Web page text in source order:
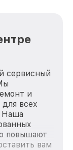
сервисный
и
всех
Наша
повышают
вам